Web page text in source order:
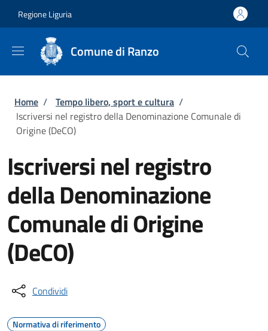
Regione Liguria
Comune di Ranzo
Briciole di pane
Home / Tempo libero, sport e cultura /
Iscriversi nel registro della Denominazione Comunale di
Origine (DeCO)
Iscriversi nel registro
della Denominazione
Comunale di Origine
(DeCO)
Condividi
Normativa di riferimento